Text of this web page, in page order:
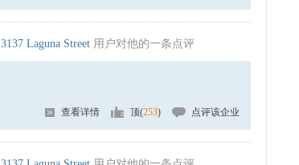
3137 Laguna Street 用户对他的一条点评
查看详情 顶(253) 点评该企业